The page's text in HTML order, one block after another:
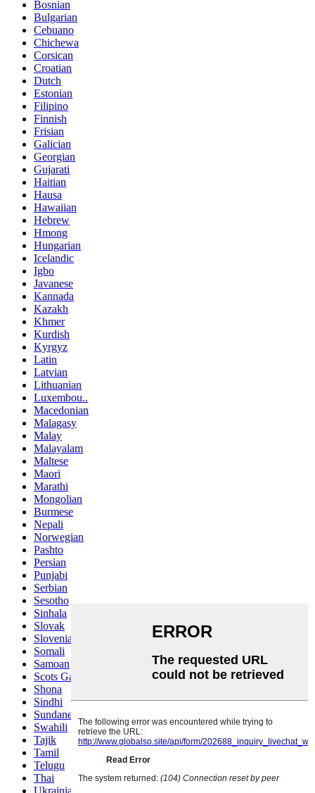
Bosnian
Bulgarian
Cebuano
Chichewa
Corsican
Croatian
Dutch
Estonian
Filipino
Finnish
Frisian
Galician
Georgian
Gujarati
Haitian
Hausa
Hawaiian
Hebrew
Hmong
Hungarian
Icelandic
Igbo
Javanese
Kannada
Kazakh
Khmer
Kurdish
Kyrgyz
Latin
Latvian
Lithuanian
Luxembou..
Macedonian
Malagasy
Malay
Malayalam
Maltese
Maori
Marathi
Mongolian
Burmese
Nepali
Norwegian
Pashto
Persian
Punjabi
Serbian
Sesotho
Sinhala
Slovak
Slovenian
Somali
Samoan
Scots Gaelic
Shona
Sindhi
Sundanese
Swahili
Tajik
Tamil
Telugu
Thai